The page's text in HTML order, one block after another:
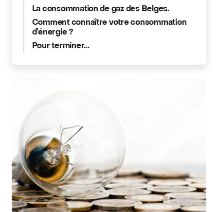
La consommation de gaz des Belges.
Comment connaître votre consommation
d’énergie ?
Pour terminer...